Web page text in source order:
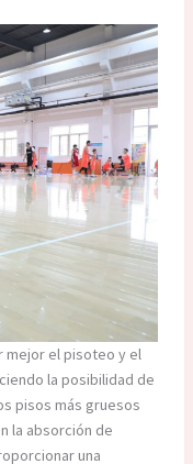
mejor el pisoteo y el
la posibilidad de
pisos más gruesos
la absorción de
una